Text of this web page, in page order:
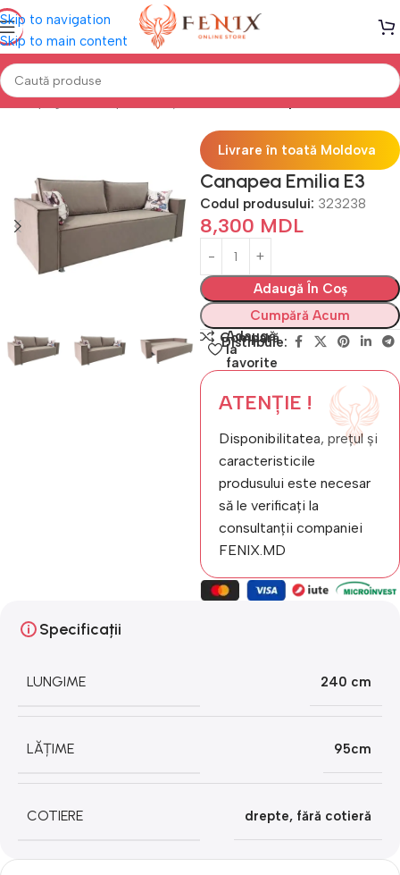
Skip to navigation
Skip to main content
Prima pagină Canapele, Colțare & Fotolii Canapele Extensibile
Livrare în toată Moldova
Canapea Emilia E3
Codul produsului: 323238
8,300 MDL
Adaugă În Coș
Cumpără Acum
Compară
Adaugă
la
favorite
Distribuie:
ATENȚIE !
Disponibilitatea, prețul și
caracteristicile
produsului este necesar
să le verificați la
consultanții companiei
FENIX.MD
Specificații
LUNGIME 240 cm
LĂȚIME 95cm
COTIERE drepte, fără cotieră